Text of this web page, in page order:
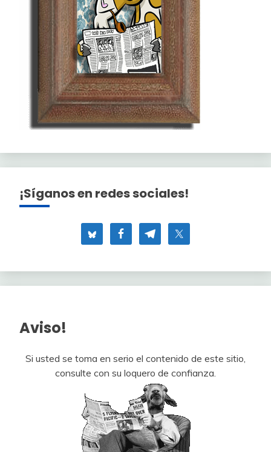
¡Síganos en redes sociales!
Aviso!
Si usted se toma en serio el contenido de este sitio,
consulte con su loquero de confianza.